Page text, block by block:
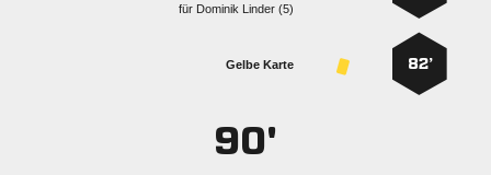
für   
82’
Gelbe Karte
90'